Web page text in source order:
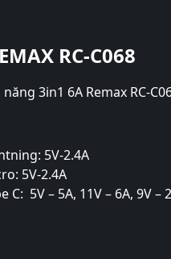
RC-C068
năng 3in1 6A Remax RC-
5V-2.4A
5V-2.4A
C: 5V – 5A, 11V – 6A, 9V –